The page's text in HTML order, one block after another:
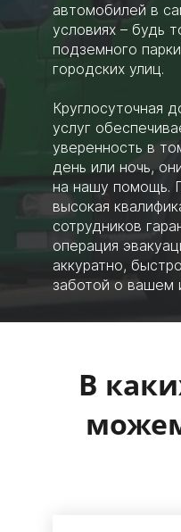
автомобилей в
условиях – будь
подземного
городских улиц.
Круглосуточная
услуг
уверенность в
день или ночь,
на нашу помощь.
высокая
сотрудников
операция
аккуратно,
заботой о вашем
В